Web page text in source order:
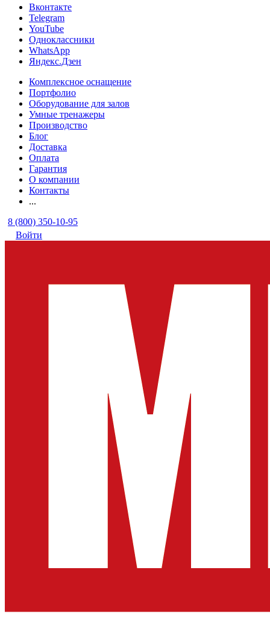
Вконтакте
Telegram
YouTube
Одноклассники
WhatsApp
Яндекс.Дзен
Комплексное оснащение
Портфолио
Оборудование для залов
Умные тренажеры
Производство
Блог
Доставка
Оплата
Гарантия
О компании
Контакты
...
8 (800) 350-10-95
Войти